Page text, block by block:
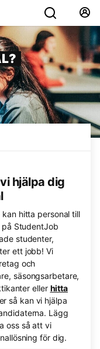
hjälpa dig
hitta personal till
StudentJob
studenter,
ett jobb! Vi
och
säsongsarbetare,
eller hitta
så kan vi hjälpa
Lägg
oss så att vi
för dig.